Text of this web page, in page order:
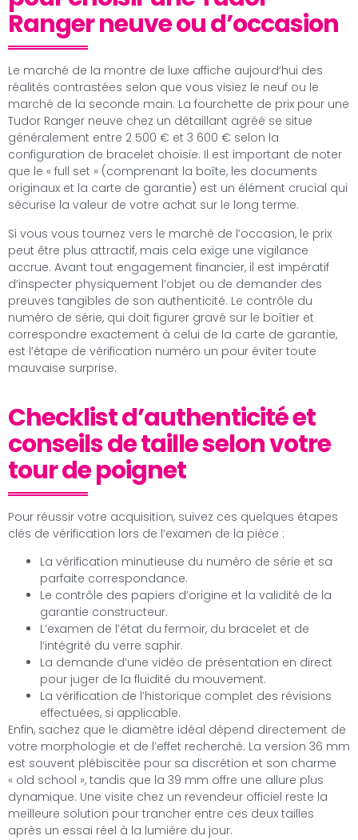
Ranger neuve ou d’occasion
Le marché de la montre de luxe affiche aujourd’hui des
réalités contrastées selon que vous visiez le neuf ou le
marché de la seconde main. La fourchette de prix pour une
Tudor Ranger neuve chez un détaillant agréé se situe
généralement entre 2 500 € et 3 600 € selon la
configuration de bracelet choisie. Il est important de noter
que le « full set » (comprenant la boîte, les documents
originaux et la carte de garantie) est un élément crucial qui
sécurise la valeur de votre achat sur le long terme.
Si vous vous tournez vers le marché de l’occasion, le prix
peut être plus attractif, mais cela exige une vigilance
accrue. Avant tout engagement financier, il est impératif
d’inspecter physiquement l’objet ou de demander des
preuves tangibles de son authenticité. Le contrôle du
numéro de série, qui doit figurer gravé sur le boîtier et
correspondre exactement à celui de la carte de garantie,
est l’étape de vérification numéro un pour éviter toute
mauvaise surprise.
Checklist d’authenticité et
conseils de taille selon votre
tour de poignet
Pour réussir votre acquisition, suivez ces quelques étapes
clés de vérification lors de l’examen de la pièce :
La vérification minutieuse du numéro de série et sa
parfaite correspondance.
Le contrôle des papiers d’origine et la validité de la
garantie constructeur.
L’examen de l’état du fermoir, du bracelet et de
l’intégrité du verre saphir.
La demande d’une vidéo de présentation en direct
pour juger de la fluidité du mouvement.
La vérification de l’historique complet des révisions
effectuées, si applicable.
Enfin, sachez que le diamètre idéal dépend directement de
votre morphologie et de l’effet recherché. La version 36 mm
est souvent plébiscitée pour sa discrétion et son charme
« old school », tandis que la 39 mm offre une allure plus
dynamique. Une visite chez un revendeur officiel reste la
meilleure solution pour trancher entre ces deux tailles
après un essai réel à la lumière du jour.